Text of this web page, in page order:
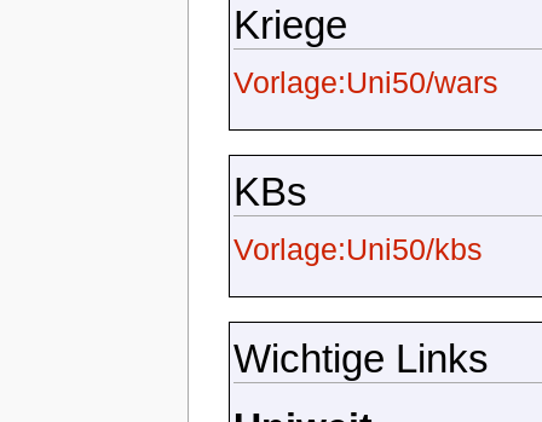
Kriege
Vorlage:Uni50/wars
KBs
Vorlage:Uni50/kbs
Wichtige Links